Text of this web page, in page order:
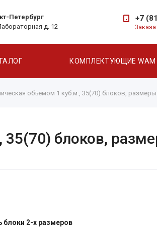
Петербург
д. 12
+7
КОМПЛЕКТУЮЩИЕ WAM
объемом 1 куб.м., 35(70) блоков, размеры
блоков,
2-х размеров